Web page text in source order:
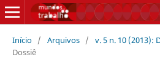
Início / Arquivos / v. 5 n. 10 (2013):
Dossiê